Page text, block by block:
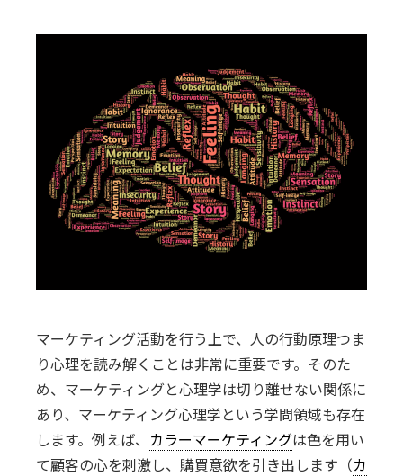
マーケティング活動を行う上で、人の行動原理つま
り心理を読み解くことは非常に重要です。そのた
め、マーケティングと心理学は切り離せない関係に
あり、マーケティング心理学という学問領域も存在
します。例えば、 カラーマーケティングは色を用い
て顧客の心を刺激し、購買意欲を引き出します（カ